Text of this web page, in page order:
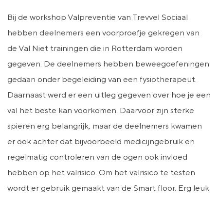
Bij de workshop Valpreventie van Trevvel Sociaal
hebben deelnemers een voorproefje gekregen van
de Val Niet trainingen die in Rotterdam worden
gegeven. De deelnemers hebben beweegoefeningen
gedaan onder begeleiding van een fysiotherapeut.
Daarnaast werd er een uitleg gegeven over hoe je een
val het beste kan voorkomen. Daarvoor zijn sterke
spieren erg belangrijk, maar de deelnemers kwamen
er ook achter dat bijvoorbeeld medicijngebruik en
regelmatig controleren van de ogen ook invloed
hebben op het valrisico. Om het valrisico te testen
wordt er gebruik gemaakt van de Smart floor. Erg leuk